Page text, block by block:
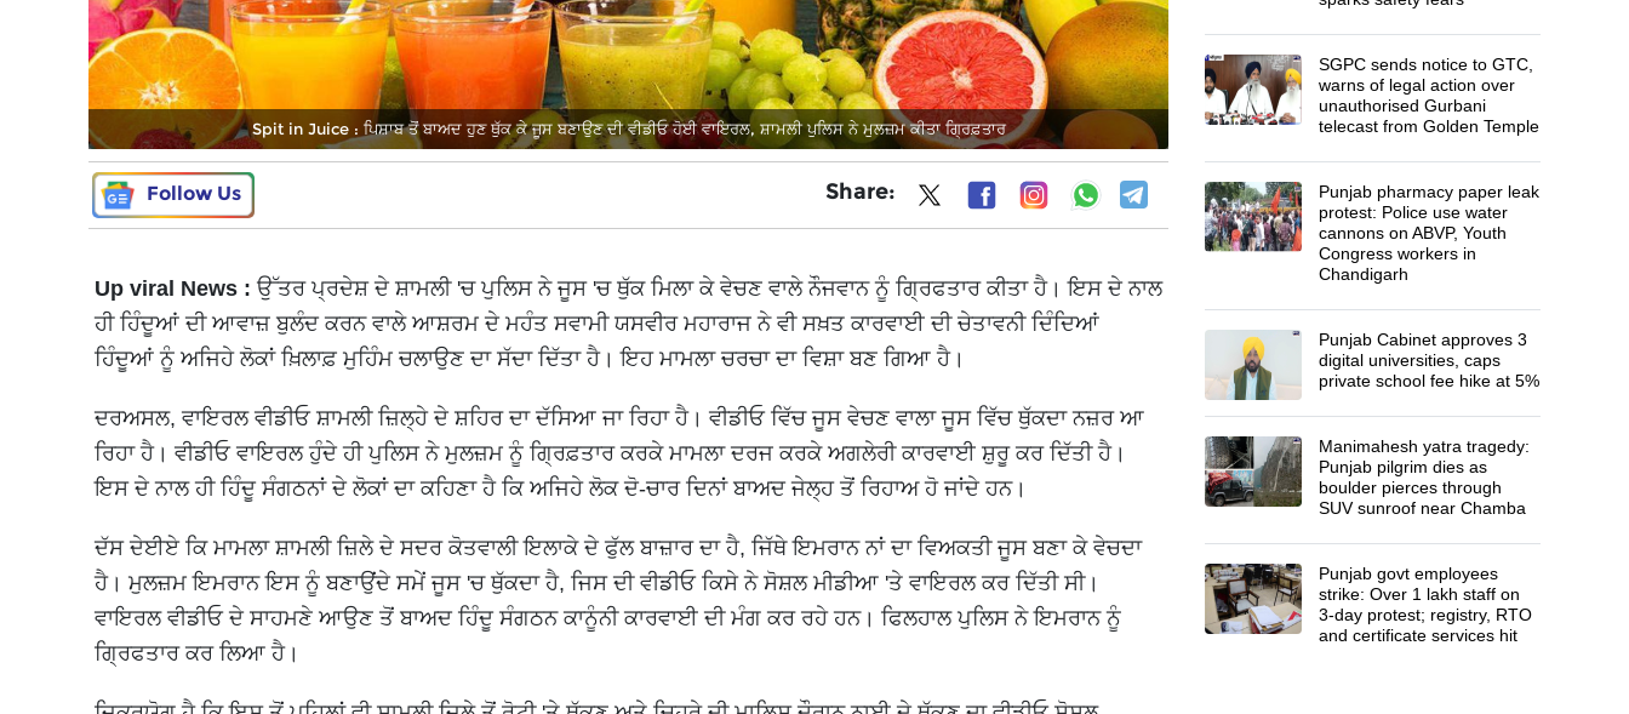
Spit in Juice : ਪਿਸ਼ਾਬ ਤੋਂ ਬਾਅਦ ਹੁਣ ਥੁੱਕ ਕੇ ਜੂਸ ਬਣਾਉਣ ਦੀ ਵੀਡੀਓ ਹੋਈ ਵਾਇਰਲ, ਸ਼ਾਮਲੀ ਪੁਲਿਸ ਨੇ ਮੁਲਜ਼ਮ ਕੀਤਾ ਗ੍ਰਿਫ਼ਤਾਰ
Follow Us Share:
Up viral News : ਉੱਤਰ ਪ੍ਰਦੇਸ਼ ਦੇ ਸ਼ਾਮਲੀ 'ਚ ਪੁਲਿਸ ਨੇ ਜੂਸ 'ਚ ਥੁੱਕ ਮਿਲਾ ਕੇ ਵੇਚਣ ਵਾਲੇ ਨੌਜਵਾਨ ਨੂੰ ਗ੍ਰਿਫਤਾਰ ਕੀਤਾ ਹੈ। ਇਸ ਦੇ ਨਾਲ
ਹੀ ਹਿੰਦੂਆਂ ਦੀ ਆਵਾਜ਼ ਬੁਲੰਦ ਕਰਨ ਵਾਲੇ ਆਸ਼ਰਮ ਦੇ ਮਹੰਤ ਸਵਾਮੀ ਯਸਵੀਰ ਮਹਾਰਾਜ ਨੇ ਵੀ ਸਖ਼ਤ ਕਾਰਵਾਈ ਦੀ ਚੇਤਾਵਨੀ ਦਿੰਦਿਆਂ
ਹਿੰਦੂਆਂ ਨੂੰ ਅਜਿਹੇ ਲੋਕਾਂ ਖ਼ਿਲਾਫ਼ ਮੁਹਿੰਮ ਚਲਾਉਣ ਦਾ ਸੱਦਾ ਦਿੱਤਾ ਹੈ। ਇਹ ਮਾਮਲਾ ਚਰਚਾ ਦਾ ਵਿਸ਼ਾ ਬਣ ਗਿਆ ਹੈ।
ਦਰਅਸਲ, ਵਾਇਰਲ ਵੀਡੀਓ ਸ਼ਾਮਲੀ ਜ਼ਿਲ੍ਹੇ ਦੇ ਸ਼ਹਿਰ ਦਾ ਦੱਸਿਆ ਜਾ ਰਿਹਾ ਹੈ। ਵੀਡੀਓ ਵਿੱਚ ਜੂਸ ਵੇਚਣ ਵਾਲਾ ਜੂਸ ਵਿੱਚ ਥੁੱਕਦਾ ਨਜ਼ਰ ਆ
ਰਿਹਾ ਹੈ। ਵੀਡੀਓ ਵਾਇਰਲ ਹੁੰਦੇ ਹੀ ਪੁਲਿਸ ਨੇ ਮੁਲਜ਼ਮ ਨੂੰ ਗ੍ਰਿਫ਼ਤਾਰ ਕਰਕੇ ਮਾਮਲਾ ਦਰਜ ਕਰਕੇ ਅਗਲੇਰੀ ਕਾਰਵਾਈ ਸ਼ੁਰੂ ਕਰ ਦਿੱਤੀ ਹੈ।
ਇਸ ਦੇ ਨਾਲ ਹੀ ਹਿੰਦੂ ਸੰਗਠਨਾਂ ਦੇ ਲੋਕਾਂ ਦਾ ਕਹਿਣਾ ਹੈ ਕਿ ਅਜਿਹੇ ਲੋਕ ਦੋ-ਚਾਰ ਦਿਨਾਂ ਬਾਅਦ ਜੇਲ੍ਹ ਤੋਂ ਰਿਹਾਅ ਹੋ ਜਾਂਦੇ ਹਨ।
ਦੱਸ ਦੇਈਏ ਕਿ ਮਾਮਲਾ ਸ਼ਾਮਲੀ ਜ਼ਿਲੇ ਦੇ ਸਦਰ ਕੋਤਵਾਲੀ ਇਲਾਕੇ ਦੇ ਫੁੱਲ ਬਾਜ਼ਾਰ ਦਾ ਹੈ, ਜਿੱਥੇ ਇਮਰਾਨ ਨਾਂ ਦਾ ਵਿਅਕਤੀ ਜੂਸ ਬਣਾ ਕੇ ਵੇਚਦਾ
ਹੈ। ਮੁਲਜ਼ਮ ਇਮਰਾਨ ਇਸ ਨੂੰ ਬਣਾਉਂਦੇ ਸਮੇਂ ਜੂਸ 'ਚ ਥੁੱਕਦਾ ਹੈ, ਜਿਸ ਦੀ ਵੀਡੀਓ ਕਿਸੇ ਨੇ ਸੋਸ਼ਲ ਮੀਡੀਆ 'ਤੇ ਵਾਇਰਲ ਕਰ ਦਿੱਤੀ ਸੀ।
ਵਾਇਰਲ ਵੀਡੀਓ ਦੇ ਸਾਹਮਣੇ ਆਉਣ ਤੋਂ ਬਾਅਦ ਹਿੰਦੂ ਸੰਗਠਨ ਕਾਨੂੰਨੀ ਕਾਰਵਾਈ ਦੀ ਮੰਗ ਕਰ ਰਹੇ ਹਨ। ਫਿਲਹਾਲ ਪੁਲਿਸ ਨੇ ਇਮਰਾਨ ਨੂੰ
ਗ੍ਰਿਫਤਾਰ ਕਰ ਲਿਆ ਹੈ।
SGPC sends notice to GTC,
warns of legal action over
unauthorised Gurbani
telecast from Golden Temple
Punjab pharmacy paper leak
protest: Police use water
cannons on ABVP, Youth
Congress workers in
Chandigarh
Punjab Cabinet approves 3
digital universities, caps
private school fee hike at 5%
Manimahesh yatra tragedy:
Punjab pilgrim dies as
boulder pierces through
SUV sunroof near Chamba
Punjab govt employees
strike: Over 1 lakh staff on
3-day protest; registry, RTO
and certificate services hit